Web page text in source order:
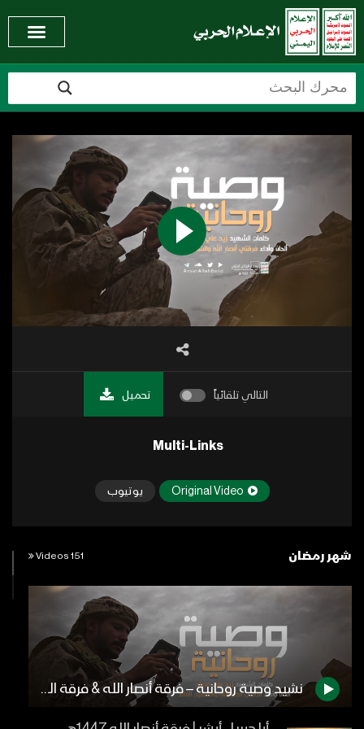
التالي تلقائياً تحميل
Multi-Links
Original Video يوتيوب
شهر رمضان 151 Videos
نشيد وصية روحانية – فرقة أنصار الله & فرقة الشهيد القائد 1441هـ